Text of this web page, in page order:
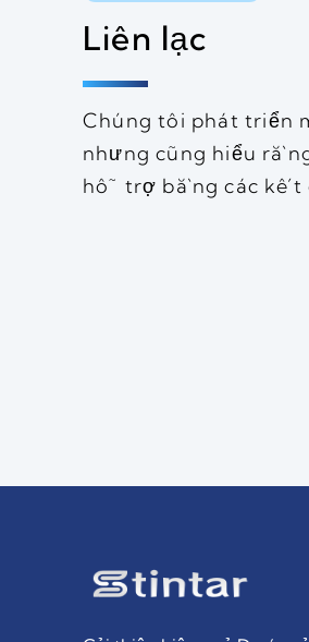
Liên lạc
Chúng tôi phát triển
nhưng cũng hiểu
hỗ trợ bằng các kết